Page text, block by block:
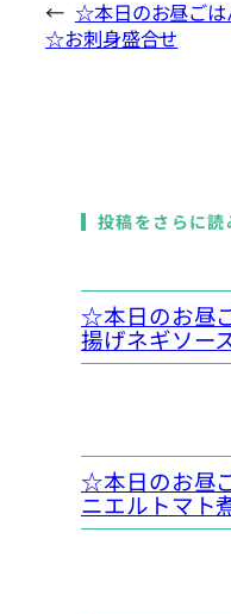
← ☆本日のお昼ごは
☆お刺身盛合せ
投稿をさらに読
☆本日のお昼
揚げネギソー
☆本日のお昼
ニエルトマト